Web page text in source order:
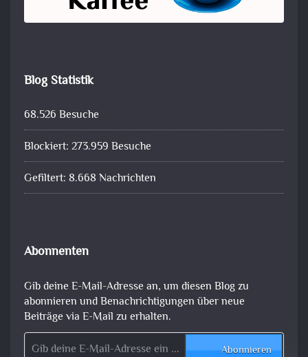
Blog Statistik
68.526 Besuche
Blockiert: 273.959 Besuche
Gefiltert: 8.668 Nachrichten
Abonnenten
Gib deine E-Mail-Adresse an, um diesen Blog zu
abonnieren und Benachrichtigungen über neue
Beiträge via E-Mail zu erhalten.
Gib deine E-Mail-Adresse ein ...
Abonnieren